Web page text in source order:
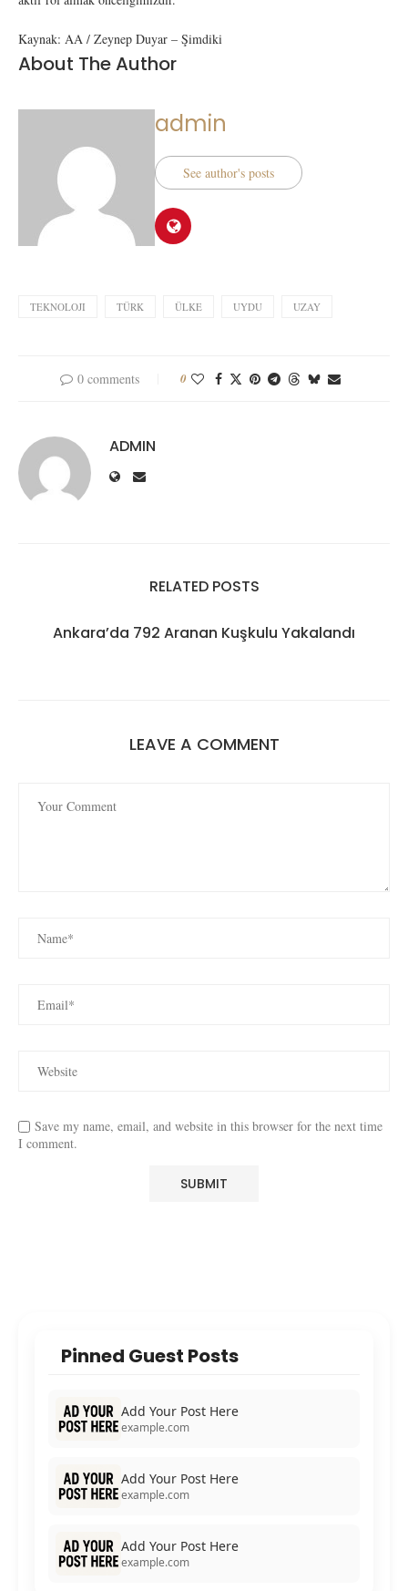
Kaynak: AA / Zeynep Duyar – Şimdiki
About The Author
admin
See author's posts
TEKNOLOJI TÜRK ÜLKE UYDU UZAY
0 comments 0
ADMIN
RELATED POSTS
Ankara’da 792 Aranan Kuşkulu Yakalandı
LEAVE A COMMENT
Save my name, email, and website in this browser for the next time
I comment.
Pinned Guest Posts
Add Your Post Here
example.com
Add Your Post Here
example.com
Add Your Post Here
example.com